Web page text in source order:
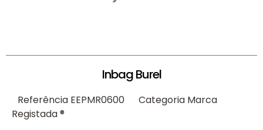
Inbag Burel
Referência EEPMR0600 Categoria Marca
Registada ®